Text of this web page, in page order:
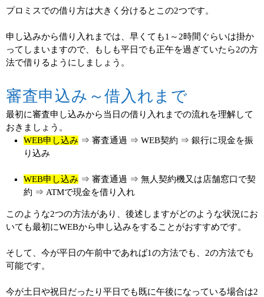
プロミスでの借り方は大きく分けるとこの2つです。
申し込みから借り入れまでは、早くても1～2時間ぐらいは掛か
ってしまいますので、もしも平日でも正午を過ぎていたら2の方
法で借りるようにしましょう。
審査申込み～借入れまで
最初に審査申し込みから当日の借り入れまでの流れを理解して
おきましょう。
WEB申し込み ⇒ 審査通過 ⇒ WEB契約 ⇒ 銀行に現金を振
り込み
WEB申し込み ⇒ 審査通過 ⇒ 無人契約機又は店舗窓口で契
約 ⇒ ATMで現金を借り入れ
このような2つの方法があり、後述しますがどのような状況にお
いても最初にWEBから申し込みをすることがおすすめです。
そして、今が平日の午前中であれば1の方法でも、2の方法でも
可能です。
今が土日や祝日だったり平日でも既に午後になっている場合は2